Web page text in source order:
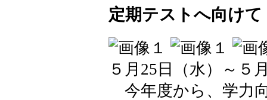
定期テストへ向け
５月25日（水）～５
今年度から、学力